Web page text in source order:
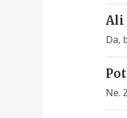
Ali
Da,
Ne.